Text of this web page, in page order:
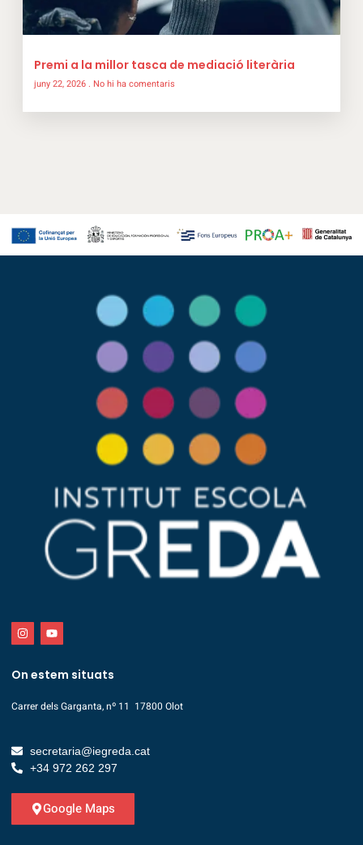
Premi a la millor tasca de mediació literària
juny 22, 2026 No hi ha comentaris
On estem situats
Carrer dels Garganta, nº 11 17800 Olot
secretaria@iegreda.cat
+34 972 262 297
Google Maps